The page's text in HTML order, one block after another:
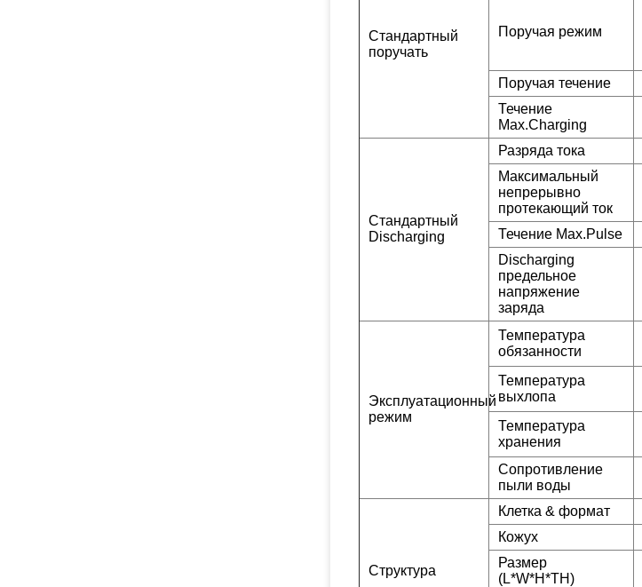
Стандартный
поручать
Поручая режим
Поручая течение
Течение
Max.Charging
Стандартный
Discharging
Разряда тока
Максимальный
непрерывно
протекающий ток
Течение Max.Pulse
Discharging
предельное
напряжение
заряда
Эксплуатационный
режим
Температура
обязанности
Температура
выхлопа
Температура
хранения
Сопротивление
пыли воды
Структура
Клетка & формат
Кожух
Размер
(L*W*H*TH)